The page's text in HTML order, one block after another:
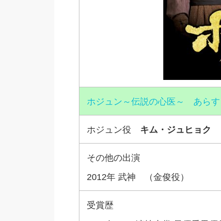
ホジュン～伝説の心医～ あ
ホジュン役 キム・ジュヒョク
その他の出演
2012年 武神 （金俊役）
受賞歴